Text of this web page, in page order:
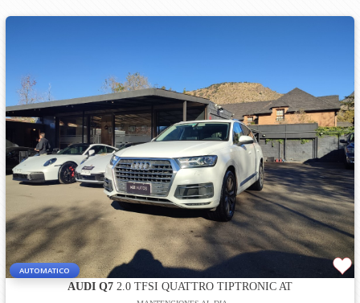
AUTOMATICO
AUDI Q72.0 TFSI QUATTRO TIPTRONIC AT